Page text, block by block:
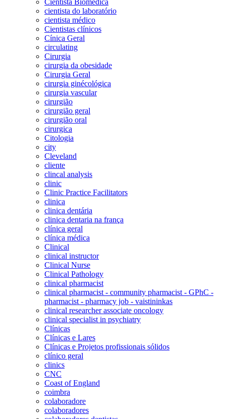
cientista do laboratório
cientista médico
Cientistas clínicos
Cínica Geral
circulating
Cirurgia
cirurgia da obesidade
Cirurgia Geral
cirurgia ginécológica
cirurgia vascular
cirurgião
cirurgião geral
cirurgião oral
cirurgica
Citologia
city
Cleveland
cliente
clincal analysis
clinic
Clinic Practice Facilitators
clinica
clinica dentária
clinica dentaria na frança
clínica geral
clínica médica
Clinical
clinical instructor
Clinical Nurse
Clinical Pathology
clinical pharmacist
clinical pharmacist - community pharmacist - GPhC -
pharmacist - pharmacy job - vaistininkas
clinical researcher associate oncology
clinical specialist in psychiatry
Clínicas
Clínicas e Lares
Clínicas e Projetos profissionais sólidos
clínico geral
clinics
CNC
Coast of England
coimbra
colaboradore
colaboradores